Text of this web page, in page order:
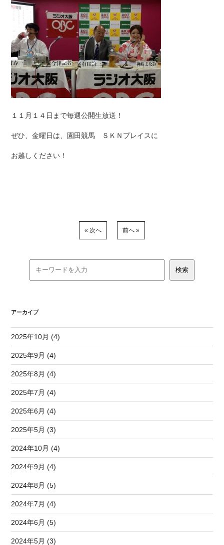
１１月１４日まで毎週公開生放送！
ぜひ、金曜日は、園田競馬 ＳＫＮプレイスに
お越しください！
« 次へ 前へ »
アーカイブ
2025年10月 (4)
2025年9月 (4)
2025年8月 (4)
2025年7月 (4)
2025年6月 (4)
2025年5月 (3)
2024年10月 (4)
2024年9月 (4)
2024年8月 (5)
2024年7月 (4)
2024年6月 (5)
2024年5月 (3)